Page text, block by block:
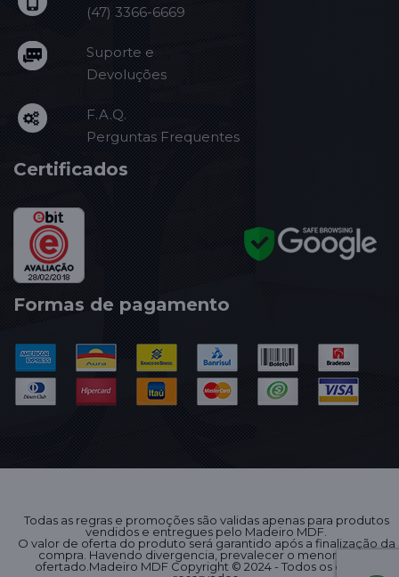
(47) 3366-6669
Suporte e
Devoluções
F.A.Q.
Perguntas Frequentes
Certificados
Formas de pagamento
Todas as regras e promoções são validas apenas para produtos
vendidos e entregues pelo Madeiro MDF.
O valor de oferta do produto será garantido após a finalização da
compra. Havendo divergencia, prevalecer o menor preço
ofertado.Madeiro MDF Copyright © 2024 - Todos os direitos